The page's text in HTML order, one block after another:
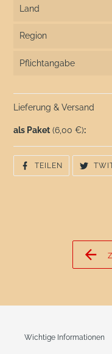
Land
Region
Pflichtangabe
Lieferung & Versand
als Paket (6,00 €):
TEILENAUF
FACEBOOK
TEILEN
Wichtige Informationen